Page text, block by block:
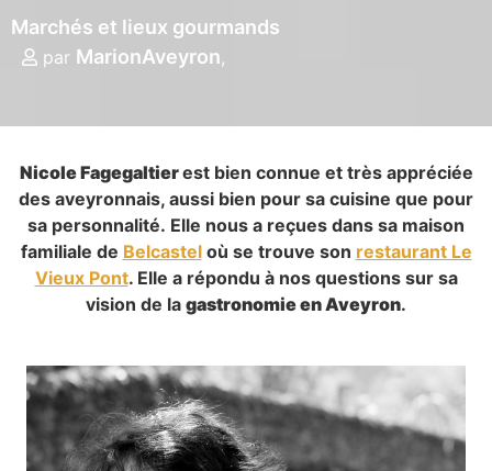
Marchés et lieux gourmands
par MarionAveyron
Nicole Fagegaltierest bien connue et très appréciée
des aveyronnais, aussi bien pour sa cuisine que pour
sa personnalité. Elle nous a reçues dans sa maison
familiale de Belcasteloù se trouve son restaurant Le
Vieux Pont. Elle a répondu à nos questions sur sa
vision de la gastronomie en Aveyron.